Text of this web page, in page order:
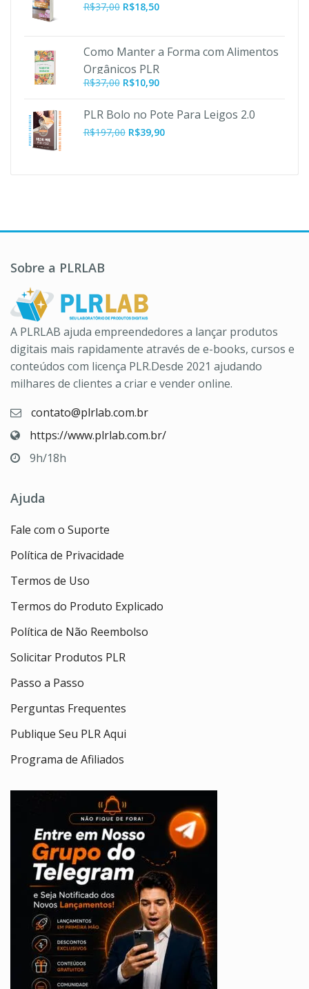
R$37,00 R$18,50
Como Manter a Forma com Alimentos
Orgânicos PLR
R$37,00 O
original
era:
R$37,00.
R$10,90O
atual
é:
PLR Bolo no Pote Para Leigos 2.0
R$197,00 O
R$39,90O
Sobre a PLRLAB
A PLRLAB ajuda empreendedores a lançar produtos
digitais mais rapidamente através de e-books, cursos e
conteúdos com licença PLR.Desde 2021 ajudando
milhares de clientes a criar e vender online.
contato@plrlab.com.br
https://www.plrlab.com.br/
9h/18h
Ajuda
Fale com o Suporte
Política de Privacidade
Termos de Uso
Termos do Produto Explicado
Política de Não Reembolso
Solicitar Produtos PLR
Passo a Passo
Perguntas Frequentes
Publique Seu PLR Aqui
Programa de Afiliados